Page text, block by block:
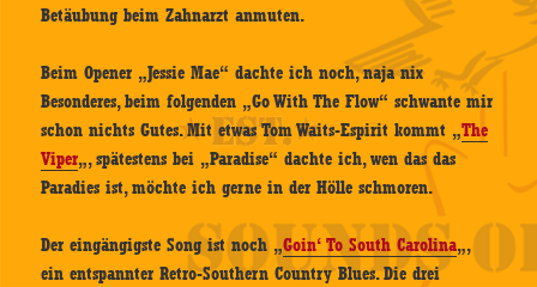
Betäubung beim Zahnarzt anmuten.
Beim Opener „Jessie Mae“ dachte ich noch, naja nix
Besonderes, beim folgenden „Go With The Flow“ schwante mir
schon nichts Gutes. Mit etwas Tom Waits-Espirit kommt „The
Viper„, spätestens bei „Paradise“ dachte ich, wen das das
Paradies ist, möchte ich gerne in der Hölle schmoren.
Der eingängigste Song ist noch „Goin‘ To South Carolina„,
ein entspannter Retro-Southern Country Blues. Die drei